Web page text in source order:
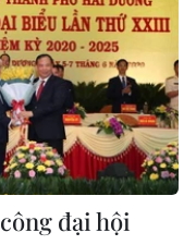
đại hội